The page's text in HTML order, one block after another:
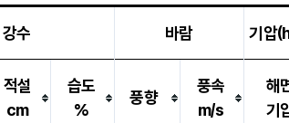
강수 바람 기압
적설
cm
습도
%
풍향
풍속
m/s
해
기